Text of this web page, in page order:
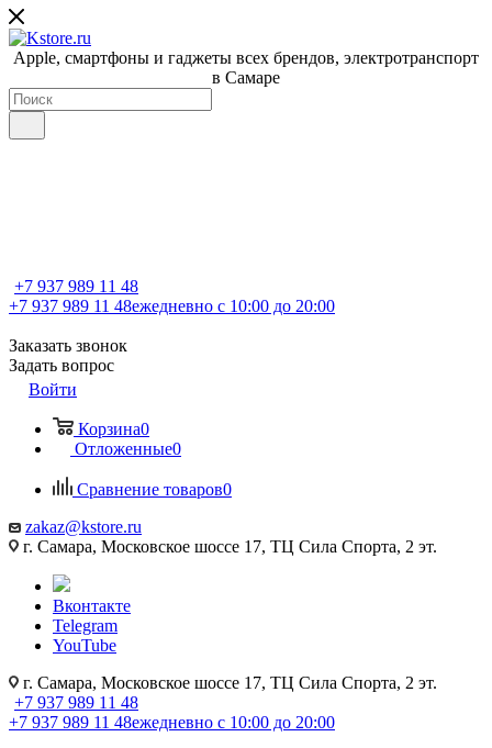
Apple, cмартфоны и гаджеты всех брендов, электротранспорт
в Самаре
+7 937 989 11 48
+7 937 989 11 48ежедневно с 10:00 до 20:00
Заказать звонок
Задать вопрос
Войти
Корзина0
Отложенные0
Сравнение товаров0
zakaz@kstore.ru
г. Самара, Московское шоссе 17, ТЦ Сила Спорта, 2 эт.
Вконтакте
Telegram
YouTube
г. Самара, Московское шоссе 17, ТЦ Сила Спорта, 2 эт.
+7 937 989 11 48
+7 937 989 11 48ежедневно с 10:00 до 20:00